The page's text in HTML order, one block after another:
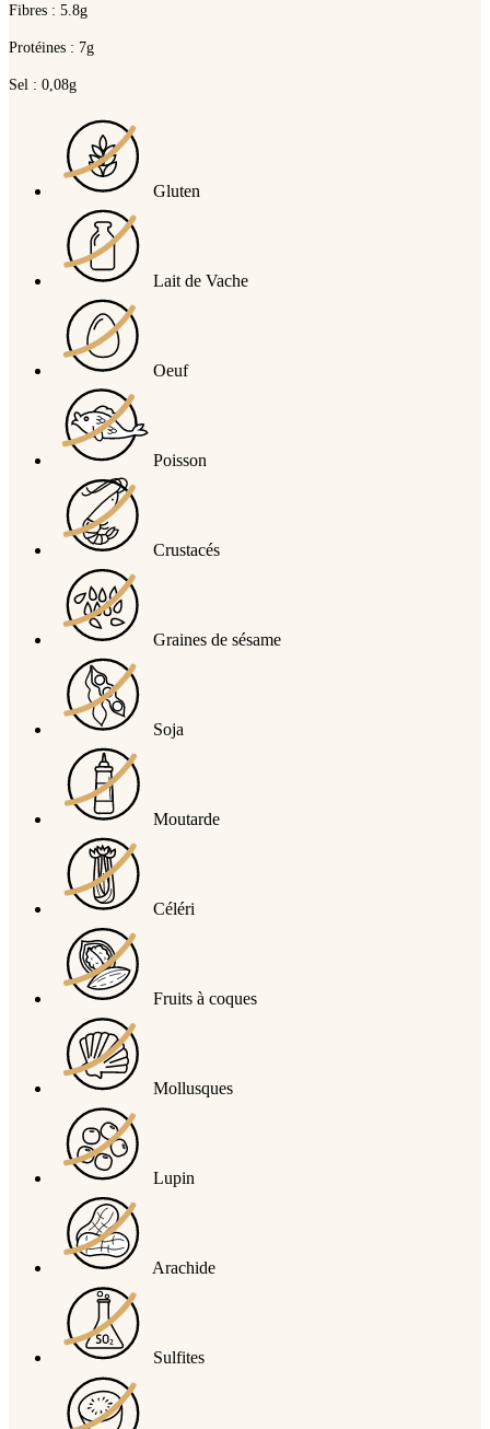
Fibres : 5.8g
Protéines : 7g
Sel : 0,08g
Gluten
Lait de Vache
Oeuf
Poisson
Crustacés
Graines de sésame
Soja
Moutarde
Céléri
Fruits à coques
Mollusques
Lupin
Arachide
Sulfites